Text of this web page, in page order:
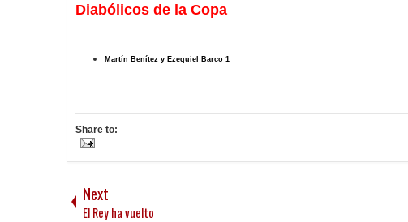
Diabólicos de la Copa
Martín Benítez y Ezequiel Barco 1
Share to:
Next
El Rey ha vuelto